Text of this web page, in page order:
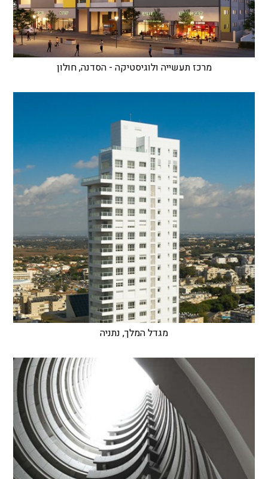
מרכז תעשייה ולוגיסטיקה - הסדנה, חולון
מגדל המלך, נתניה